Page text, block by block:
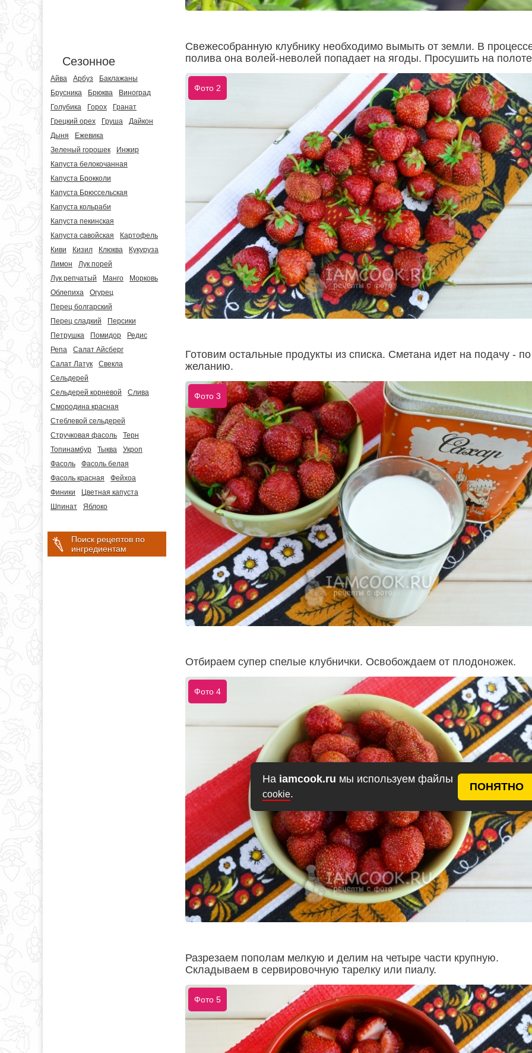
На iamcook.ru мы используем файлы
cookie.
ПОНЯТНО
Сезонное
Айва Арбуз
Баклажаны
Брусника
Брюква
Виноград
Голубика
Горох
Гранат
Грецкий орех
Груша
Дайкон
Дыня
Ежевика
Зеленый горошек
Инжир
Капуста белокочанная
Капуста Брокколи
Капуста Брюссельская
Капуста кольраби
Капуста пекинская
Капуста савойская
Картофель
Киви
Кизил Клюква
Кукуруза
Лимон
Лук порей
Лук репчатый
Манго
Морковь
Облепиха
Огурец
Перец болгарский
Перец сладкий
Персики
Петрушка
Помидор
Редис
Репа
Салат Айсберг
Салат Латук
Свекла
Сельдерей
Сельдерей корневой
Слива
Смородина красная
Стеблевой сельдерей
Стручковая фасоль
Терн
Топинамбур
Тыква
Укроп
Фасоль
Фасоль белая
Фасоль красная
Фейхоа
Финики
Цветная капуста
Шпинат
Яблоко
Поиск рецептов по
ингредиентам
Свежесобранную клубнику необходимо вымыть от земли. В
полива она волей-неволей попадает на ягоды. Просушить на
Фото 2
Готовим остальные продукты из списка. Сметана идет на подачу - по
желанию.
Фото 3
Отбираем супер спелые клубнички. Освобождаем от плодоножек.
Фото 4
Разрезаем пополам мелкую и делим на четыре части крупную.
Складываем в сервировочную тарелку или пиалу.
Фото 5